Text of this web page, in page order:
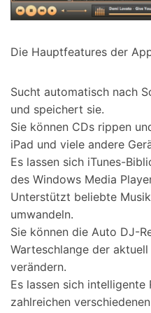
Die Hauptfeatures der
Sucht automatisch nach
und speichert sie.
Sie können CDs rippen
iPad und viele andere
Es lassen sich iTunes-
des Windows Media
Unterstützt beliebte
umwandeln.
Sie können die Auto DJ-
Warteschlange der
verändern.
Es lassen sich
zahlreichen